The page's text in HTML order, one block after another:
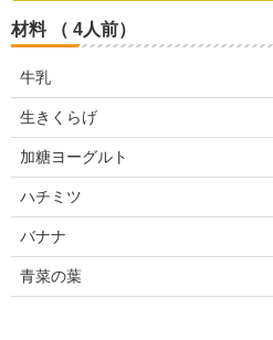
材料 （ 4人前）
牛乳
生きくらげ
加糖ヨーグルト
ハチミツ
バナナ
青菜の葉